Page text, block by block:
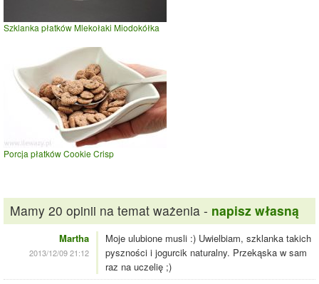
Szklanka płatków Mlekołaki Miodokółka
Porcja płatków Cookie Crisp
Mamy 20 opinii na temat ważenia - napisz własną
Martha
2013/12/09 21:12
Moje ulubione musli :) Uwielbiam, szklanka takich
pyszności i jogurcik naturalny. Przekąska w sam
raz na uczelię ;)